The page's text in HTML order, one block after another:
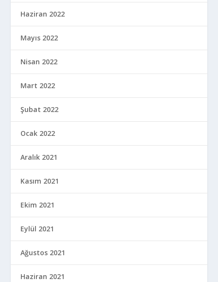
Haziran 2022
Mayıs 2022
Nisan 2022
Mart 2022
Şubat 2022
Ocak 2022
Aralık 2021
Kasım 2021
Ekim 2021
Eylül 2021
Ağustos 2021
Haziran 2021